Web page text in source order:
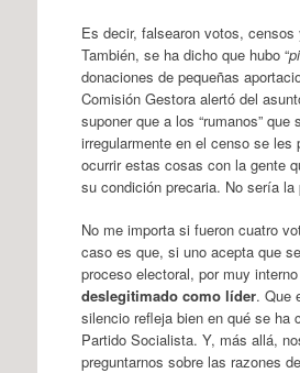
Es decir, falsearon votos, censos
También, se ha dicho que hubo “
donaciones de pequeñas
Comisión Gestora alertó del
suponer que a los “rumanos” que
irregularmente en el censo se les
ocurrir estas cosas con la gente
su condición precaria. No sería la
No me importa si fueron cuatro
caso es que, si uno acepta que
proceso electoral, por muy
deslegitimado como líder. Que
silencio refleja bien en qué se ha
Partido Socialista. Y, más allá,
preguntarnos sobre las razones